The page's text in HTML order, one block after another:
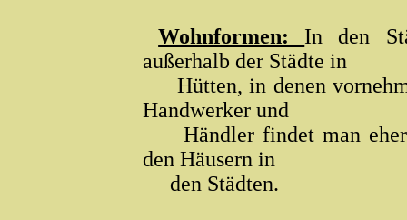
Wohnformen: In den
außerhalb der Städte in
Hütten, in denen
Handwerker und
Händler findet man
den Häusern in
den Städten.